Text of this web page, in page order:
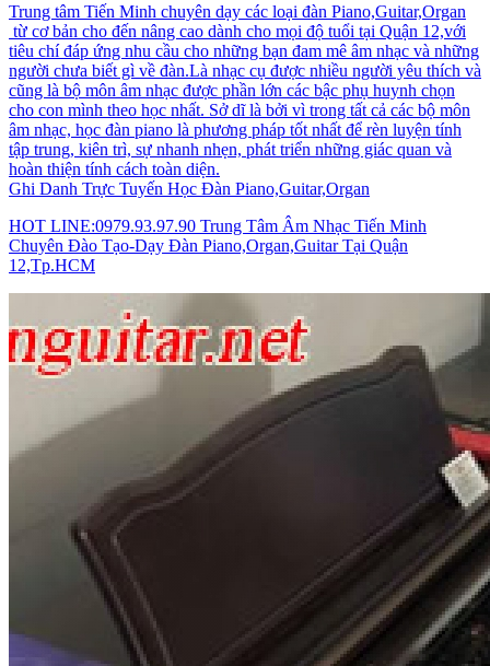
Trung tâm Tiến Minh chuyên dạy các loại đàn Piano,Guitar,Organ
từ cơ bản cho đến nâng cao dành cho mọi độ tuổi tại Quận 12,với
tiêu chí đáp ứng nhu cầu cho những bạn đam mê âm nhạc và những
người chưa biết gì về đàn.Là nhạc cụ được nhiều người yêu thích và
cũng là bộ môn âm nhạc được phần lớn các bậc phụ huynh chọn
cho con mình theo học nhất. Sở dĩ là bởi vì trong tất cả các bộ môn
âm nhạc, học đàn piano là phương pháp tốt nhất để rèn luyện tính
tập trung, kiên trì, sự nhanh nhẹn, phát triển những giác quan và
hoàn thiện tính cách toàn diện.
Ghi Danh Trực Tuyến Học Đàn Piano,Guitar,Organ
HOT LINE:0979.93.97.90 Trung Tâm Âm Nhạc Tiến Minh
Chuyên Đào Tạo-Dạy Đàn Piano,Organ,Guitar Tại Quận
12,Tp.HCM